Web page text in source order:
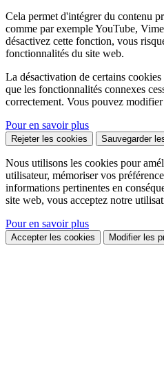
Cela permet d'intégrer du contenu
comme par exemple YouTube,
désactivez cette fonction, vous
fonctionnalités du site web.
La désactivation de certains
que les fonctionnalités connexes
correctement. Vous pouvez
Pour en savoir plus
Rejeter les cookies Sauvegarder
Nous utilisons les cookies pour
utilisateur, mémoriser vos
informations pertinentes en
site web, vous acceptez notre
Pour en savoir plus
Accepter les cookies Modifier les